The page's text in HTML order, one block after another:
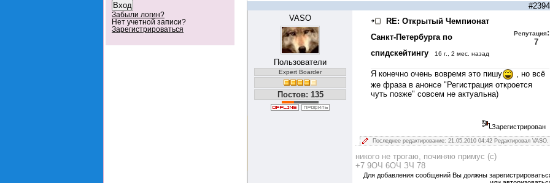
Забыли логин?
Нет учетной записи?
Зарегистрироваться
#2394
VASO
Пользователи
Expert Boarder
Постов: 135
RE: Открытый Чемпионат
Санкт-Петербурга по
спидскейтингу
16 г., 2 мес. назад
Репутация:
7
Я конечно очень вовремя это пишу
, но всё
же фраза в анонсе "Регистрация откроется
чуть позже" совсем не актуальна)
Зарегистрирован
Последнее редактирование: 21.05.2010 04:42 Редактировал VASO.
никого не трогаю, починяю примус (с)
+7 9ОЧ 6ОЧ ЗЧ 78
Для добавления сообщений Вы должны